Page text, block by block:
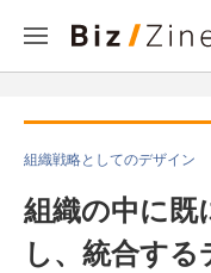
組織戦略としてのデザイン
組織の中に既
し、統合す